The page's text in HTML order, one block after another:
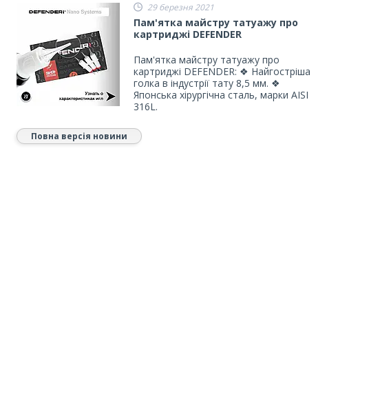
29 березня 2021
Пам'ятка майстру татуажу про
картриджі DEFENDER
Пам'ятка майстру татуажу про
картриджі DEFENDER: ❖ Найгостріша
голка в індустрії тату 8,5 мм. ❖
Японська хірургічна сталь, марки AISI
316L.
Повна версія новини